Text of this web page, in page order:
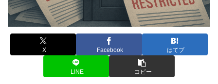
X Facebook はてブ
LINE コピー